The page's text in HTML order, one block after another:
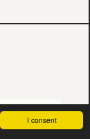
I consent